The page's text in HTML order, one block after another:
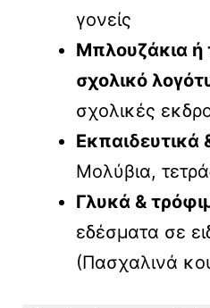
γονείς
Μπλουζάκια ή
σχολικό
σχολικές
Εκπαιδευτικά
Μολύβια,
Γλυκά &
εδέσματα σε
(Πασχαλινά